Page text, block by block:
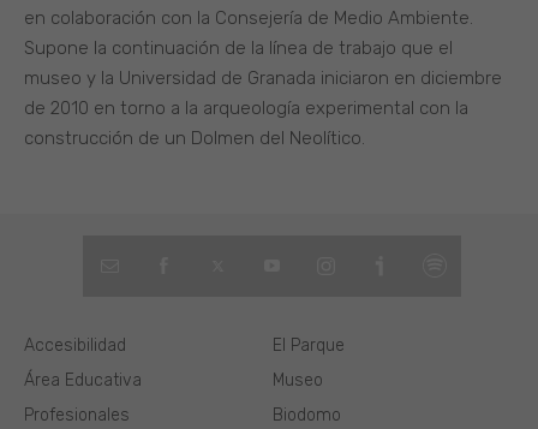
en colaboración con la Consejería de Medio Ambiente.
Supone la continuación de la línea de trabajo que el
museo y la Universidad de Granada iniciaron en diciembre
de 2010 en torno a la arqueología experimental con la
construcción de un Dolmen del Neolítico.
El Parque
Museo
Biodomo
Área Educativa
Profesionales
Accesibilidad